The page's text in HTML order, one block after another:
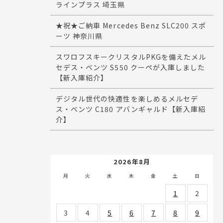
ラインプラス 埼玉県
★祝★ご納車 Mercedes Benz SLC200 スポ
ーツ 神奈川県
スワロフスキークリスタルPKGを備えたメル
セデス・ベンツ S550 クーペが入庫しました
【新入庫紹介】
デジタル世代の快適性を楽しめるメルセデ
ス・ベンツ C180 アバンギャルド【新入庫紹
介】
2026年8月
月 火 水 木 金 土 日
1
2
3
4 5 6 7 8 9